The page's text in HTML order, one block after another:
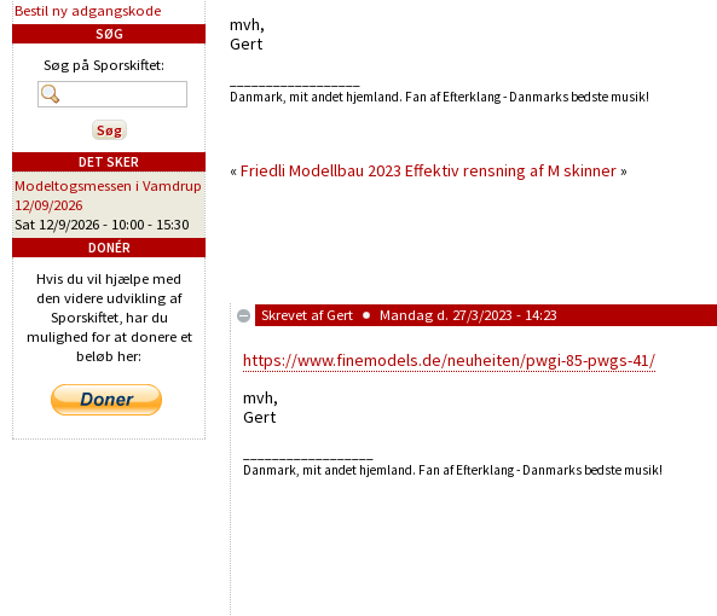
mvh,
Gert
Danmark, mit andet hjemland. Fan af Efterklang - Danmarks bedste musik!
«Friedli Modellbau 2023 Effektiv rensning af M skinner»
Skrevet af Gert Mandag d. 27/3/2023 - 14:23
https://www.finemodels.de/neuheiten/pwgi-85-pwgs-41/
mvh,
Gert
Danmark, mit andet hjemland. Fan af Efterklang - Danmarks bedste musik!
Bestil ny adgangskode
SØG
Søg på Sporskiftet:
DET SKER
Modeltogsmessen i Vamdrup
12/09/2026
Sat 12/9/2026 - 10:00 - 15:30
DONÉR
Hvis du vil hjælpe med
den videre udvikling af
Sporskiftet, har du
mulighed for at donere et
beløb her: